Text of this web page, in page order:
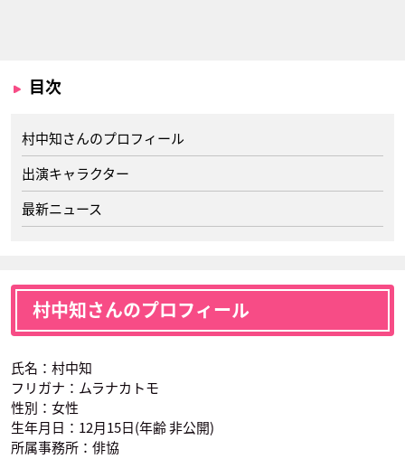
目次
村中知さんのプロフィール
出演キャラクター
最新ニュース
村中知さんのプロフィール
氏名：村中知
フリガナ：ムラナカトモ
性別：女性
生年月日：12月15日(年齢 非公開)
所属事務所：俳協